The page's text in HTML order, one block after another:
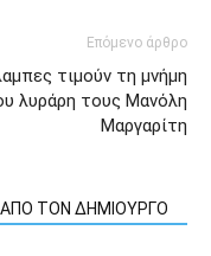
Επόμενο άρθρο
τιμούν τη μνήμη
λυράρη τους Μανόλη
Μαργαρίτη
ΑΠΟ ΤΟΝ ΔΗΜΙΟΥΡΓΟ